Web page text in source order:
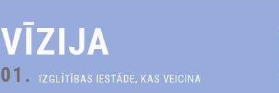
VĪZIJA
01.
IZGLĪTĪBAS IESTĀDE, KAS VEICINA